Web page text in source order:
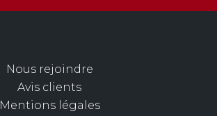
Nous rejoindre
Avis clients
Mentions légales